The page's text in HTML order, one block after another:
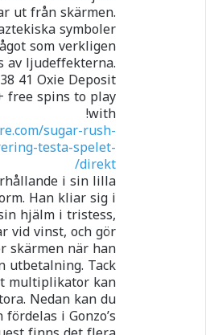
ut från skärmen.
symboler
som verkligen
av ljudeffekterna.
41 Oxie Deposit
free spins to play
with!
sugar-rush-
testa-spelet-
direkt/
i sin lilla
Han kliar sig i
hjälm i tristess,
vid vinst, och gör
skärmen när han
utbetalning. Tack
multiplikator kan
Nedan kan du
i Gonzo’s